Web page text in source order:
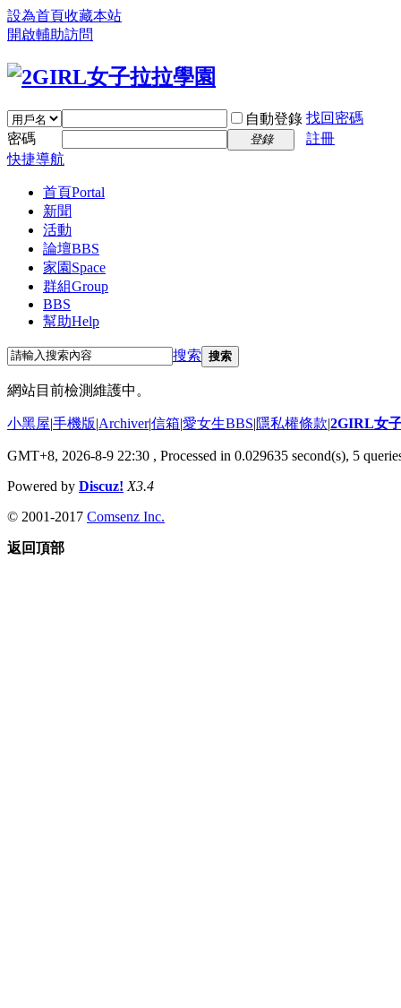
設為首頁收藏本站
開啟輔助訪問
自動登錄 找回密碼
密碼
登錄
註冊
快捷導航
首頁Portal
新聞
活動
論壇BBS
家園 Space
群組Group
BBS
幫助Help
搜索 搜索
網站目前檢測維護中。
小黑屋|手機版|Archiver|信箱|愛女生BBS|隱私權條款|2GIRL女
GMT+8, 2026-8-9 22:30 , Processed in 0.029635 second(s), 5
Powered by Discuz! X3.4
© 2001-2017 Comsenz Inc.
返回頂部